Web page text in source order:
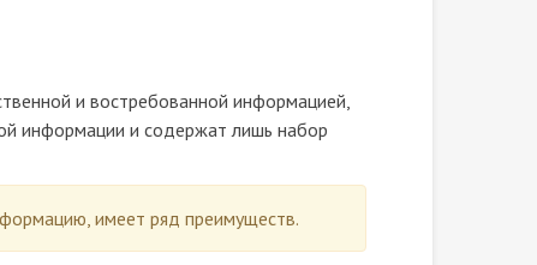
и востребованной информацией,
информации и содержат лишь набор
имеет ряд преимуществ.